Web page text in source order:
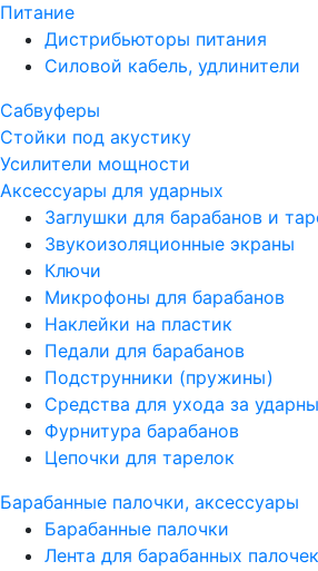
Питание
Дистрибьюторы питания
Силовой кабель, удлинители
Сабвуферы
Стойки под акустику
Усилители мощности
Аксессуары для ударных
Заглушки для барабанов и
Звукоизоляционные экраны
Ключи
Микрофоны для барабанов
Наклейки на пластик
Педали для барабанов
Подструнники (пружины)
Средства для ухода за
Фурнитура барабанов
Цепочки для тарелок
Барабанные палочки, аксессуары
Барабанные палочки
Лента для барабанных палочек